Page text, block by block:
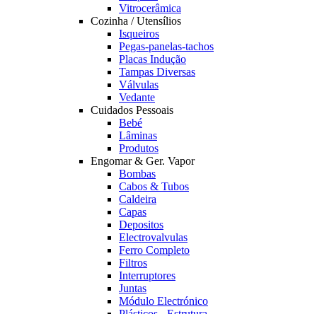
Vitrocerâmica
Cozinha / Utensílios
Isqueiros
Pegas-panelas-tachos
Placas Indução
Tampas Diversas
Válvulas
Vedante
Cuidados Pessoais
Bebé
Lâminas
Produtos
Engomar & Ger. Vapor
Bombas
Cabos & Tubos
Caldeira
Capas
Depositos
Electrovalvulas
Ferro Completo
Filtros
Interruptores
Juntas
Módulo Electrónico